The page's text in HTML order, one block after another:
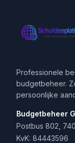
Professionele
budgetbeheer.
persoonlijke
Budgetbeheer
Postbus 802,
KvK: 84443596